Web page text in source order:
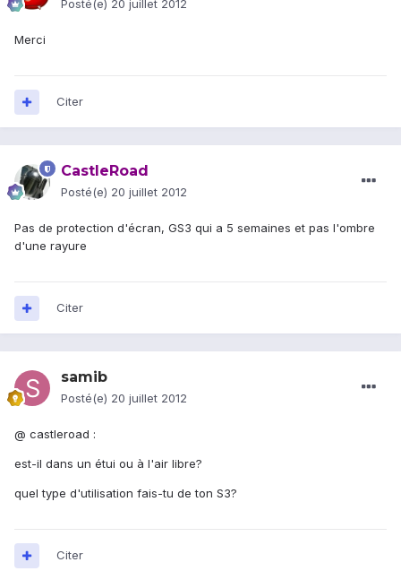
Posté(e) 20 juillet 2012
Merci
Citer
CastleRoad
Posté(e) 20 juillet 2012
Pas de protection d'écran, GS3 qui a 5 semaines et pas l'ombre
d'une rayure
Citer
samib
Posté(e) 20 juillet 2012
@ castleroad :
est-il dans un étui ou à l'air libre?
quel type d'utilisation fais-tu de ton S3?
Citer